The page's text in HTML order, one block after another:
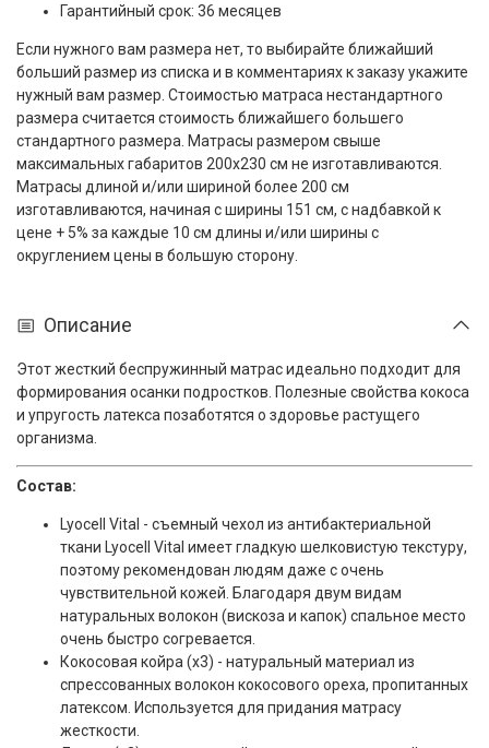
Гарантийный срок: 36 месяцев
Если нужного вам размера нет, то выбирайте ближайший
больший размер из списка и в комментариях к заказу укажите
нужный вам размер. Стоимостью матраса нестандартного
размера считается стоимость ближайшего большего
стандартного размера. Матрасы размером свыше
максимальных габаритов 200x230 см не изготавливаются.
Матрасы длиной и/или шириной более 200 см
изготавливаются, начиная с ширины 151 см, с надбавкой к
цене + 5% за каждые 10 см длины и/или ширины с
округлением цены в большую сторону.
Описание
Этот жесткий беспружинный матрас идеально подходит для
формирования осанки подростков. Полезные свойства кокоса
и упругость латекса позаботятся о здоровье растущего
организма.
Состав:
Lyocell Vital - съемный чехол из антибактериальной
ткани Lyocell Vital имеет гладкую шелковистую текстуру,
поэтому рекомендован людям даже с очень
чувствительной кожей. Благодаря двум видам
натуральных волокон (вискоза и капок) спальное место
очень быстро согревается.
Кокосовая койра (x3) - натуральный материал из
спрессованных волокон кокосового ореха, пропитанных
латексом. Используется для придания матрасу
жесткости.